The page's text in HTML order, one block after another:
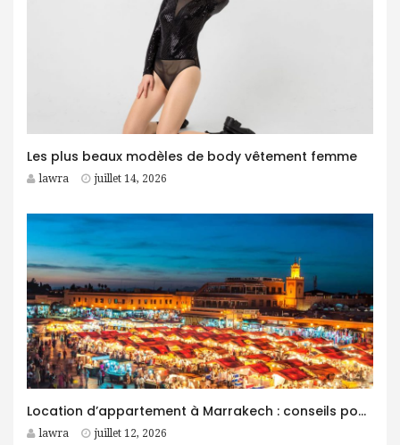
Les plus beaux modèles de body vêtement femme
lawra juillet 14, 2026
Location d’appartement à Marrakech : conseils pour trouver le logement idéal
lawra juillet 12, 2026